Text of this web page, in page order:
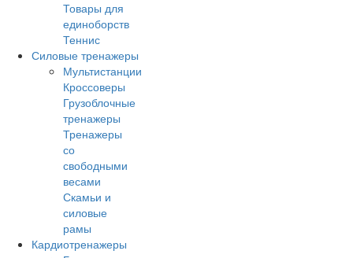
Товары для
единоборств
Теннис
Силовые тренажеры
Мультистанции
Кроссоверы
Грузоблочные
тренажеры
Тренажеры
со
свободными
весами
Скамьи и
силовые
рамы
Кардиотренажеры